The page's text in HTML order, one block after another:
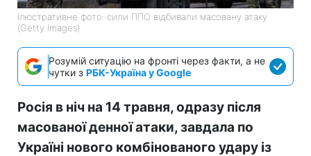
Ілюстративне фото: сили ППО відбивали масовану атаку
(Getty Images)
Розумій ситуацію на фронті через факти, а не
чутки з РБК-Україна у Google
Росія в ніч на 14 травня, одразу після
масованої денної атаки, завдала по
Україні нового комбінованого удару із